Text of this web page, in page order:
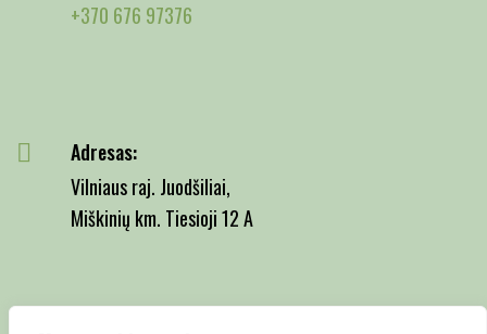
+370 676 97376
Adresas:
Vilniaus raj. Juodšiliai,
Miškinių km. Tiesioji 12 A